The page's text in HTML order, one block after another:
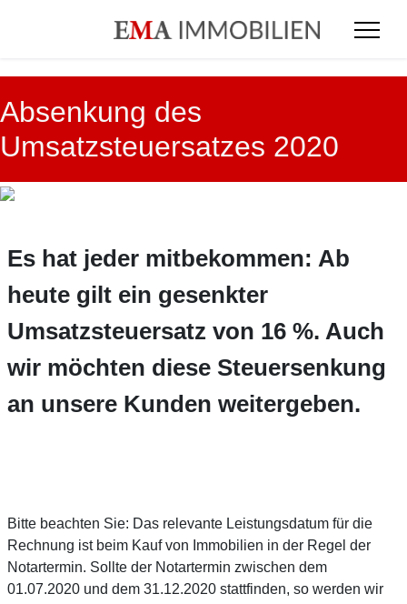
Absenkung des
Umsatzsteuersatzes 2020
Es hat jeder mitbekommen: Ab
heute gilt ein gesenkter
Umsatzsteuersatz von 16 %. Auch
wir möchten diese Steuersenkung
an unsere Kunden weitergeben.
Bitte beachten Sie: Das relevante Leistungsdatum für die
Rechnung ist beim Kauf von Immobilien in der Regel der
Notartermin. Sollte der Notartermin zwischen dem
01.07.2020 und dem 31.12.2020 stattfinden, so werden wir